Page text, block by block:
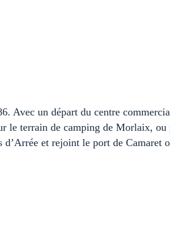
Avec un départ du centre
le terrain de camping de Morlaix,
et rejoint le port de Camaret